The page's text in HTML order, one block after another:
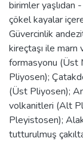
birimler yaşlıdan
çökel kayalar
Güvercinlik
kireçtaşı ile marn
formasyonu (Üst
Pliyosen);
(Üst Pliyosen);
volkanitleri (Alt
Pleyistosen);
tutturulmuş